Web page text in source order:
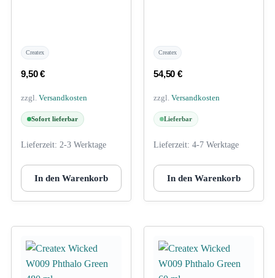
Createx
9,50€
zzgl. Versandkosten
Sofort lieferbar
Lieferzeit: 2-3 Werktage
In den Warenkorb
Createx
54,50€
zzgl. Versandkosten
Lieferbar
Lieferzeit: 4-7 Werktage
In den Warenkorb